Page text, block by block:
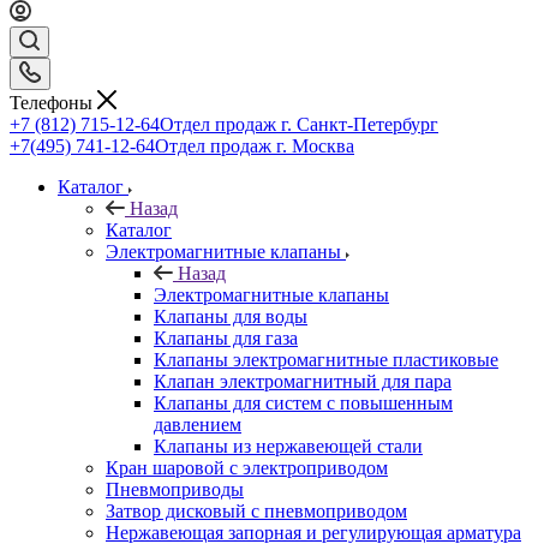
Телефоны
+7 (812) 715-12-64Отдел продаж г. Санкт-Петербург
+7(495) 741-12-64Отдел продаж г. Москва
Каталог
Назад
Каталог
Электромагнитные клапаны
Назад
Электромагнитные клапаны
Клапаны для воды
Клапаны для газа
Клапаны электромагнитные пластиковые
Клапан электромагнитный для пара
Клапаны для систем с повышенным
давлением
Клапаны из нержавеющей стали
Кран шаровой с электроприводом
Пневмоприводы
Затвор дисковый с пневмоприводом
Нержавеющая запорная и регулирующая арматура